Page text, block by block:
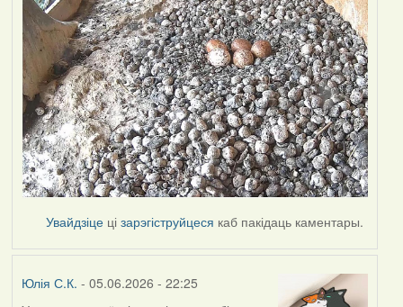
Увайдзіце цізарэгіструйцеся каб пакідаць каментары.
Юлія С.К. - 05.06.2026 - 22:25